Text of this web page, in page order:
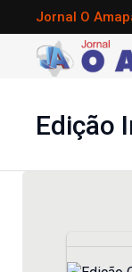
Jornal O
Edição